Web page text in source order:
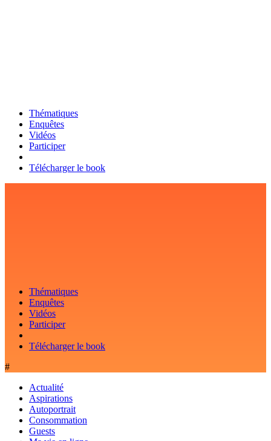
Thématiques
Enquêtes
Vidéos
Participer
Télécharger le book
Thématiques
Enquêtes
Vidéos
Participer
Télécharger le book
#
Actualité
Aspirations
Autoportrait
Consommation
Guests